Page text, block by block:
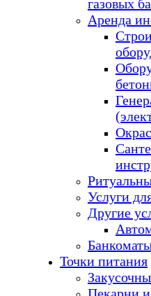
газовых
Аренда
Услуги
Другие
Точки питания